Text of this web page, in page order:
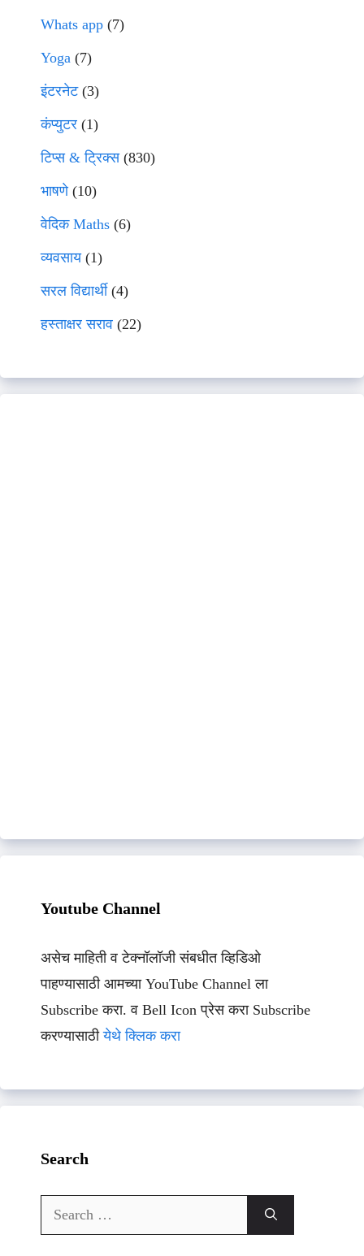
Whats app (7)
Yoga (7)
इंटरनेट(3)
कंप्युटर (1)
टिप्स & ट्रिक्स(830)
भाषणे(10)
वेदिक Maths (6)
व्यवसाय(1)
सरल विद्यार्थी(4)
हस्ताक्षर सराव (22)
Youtube Channel
असेच माहिती व टेक्नॉलॉजी संबधीत व्हिडिओ
पाहण्यासाठी आमच्या YouTube Channel ला
Subscribe करा. व Bell Icon प्रेस करा Subscribe
करण्यासाठीयेथे क्लिक करा
Search
Search
for: